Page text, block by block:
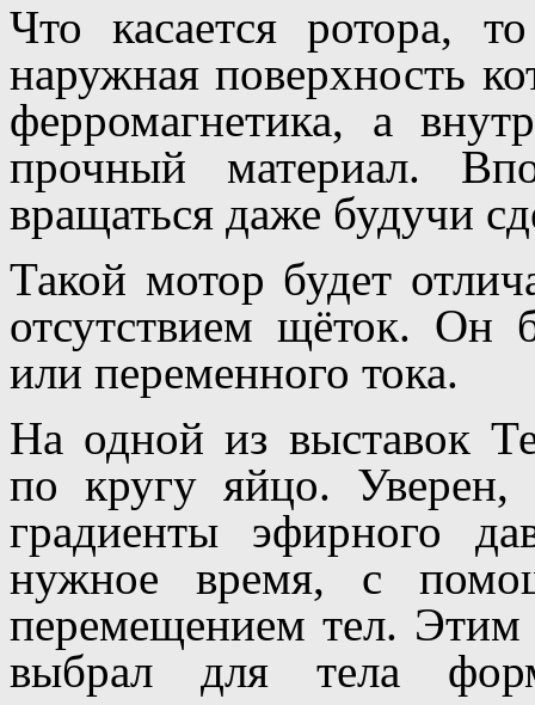
Что касается ротора,
наружная поверхность
ферромагнетика, а
прочный материал.
вращаться даже будучи
Такой мотор будет
отсутствием щёток. Он
или переменного тока.
На одной из выставок
по кругу яйцо. Уверен,
градиенты эфирного
нужное время, с
перемещением тел.
выбрал для тела